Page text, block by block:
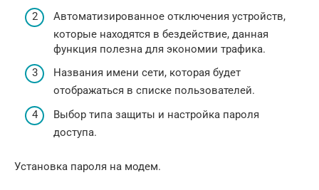
Автоматизированное отключения устройств,
которые находятся в бездействие, данная
функция полезна для экономии трафика.
Названия имени сети, которая будет
отображаться в списке пользователей.
Выбор типа защиты и настройка пароля
доступа.
Установка пароля на модем.